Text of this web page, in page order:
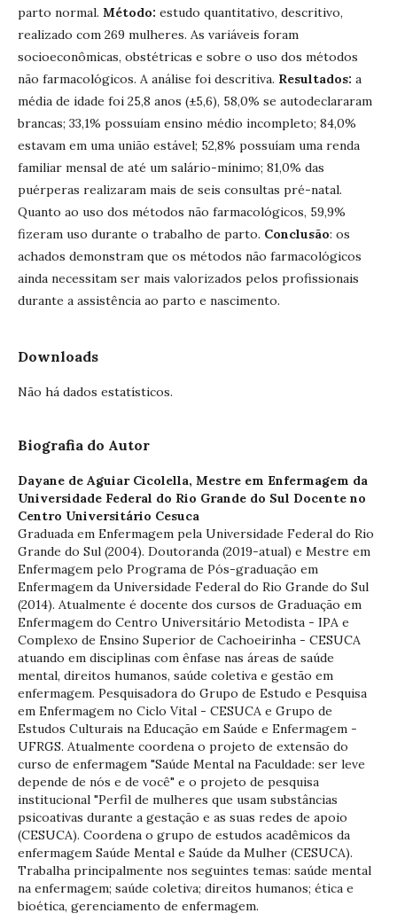
parto normal. Método: estudo quantitativo, descritivo,
realizado com 269 mulheres. As variáveis foram
socioeconômicas, obstétricas e sobre o uso dos métodos
não farmacológicos. A análise foi descritiva. Resultados: a
média de idade foi 25,8 anos (±5,6), 58,0% se autodeclararam
brancas; 33,1% possuíam ensino médio incompleto; 84,0%
estavam em uma união estável; 52,8% possuíam uma renda
familiar mensal de até um salário-mínimo; 81,0% das
puérperas realizaram mais de seis consultas pré-natal.
Quanto ao uso dos métodos não farmacológicos, 59,9%
fizeram uso durante o trabalho de parto. Conclusão: os
achados demonstram que os métodos não farmacológicos
ainda necessitam ser mais valorizados pelos profissionais
durante a assistência ao parto e nascimento.
Downloads
Não há dados estatísticos.
Biografia do Autor
Dayane de Aguiar Cicolella, Mestre em Enfermagem da
Universidade Federal do Rio Grande do Sul Docente no
Centro Universitário Cesuca
Graduada em Enfermagem pela Universidade Federal do Rio
Grande do Sul (2004). Doutoranda (2019-atual) e Mestre em
Enfermagem pelo Programa de Pós-graduação em
Enfermagem da Universidade Federal do Rio Grande do Sul
(2014). Atualmente é docente dos cursos de Graduação em
Enfermagem do Centro Universitário Metodista - IPA e
Complexo de Ensino Superior de Cachoeirinha - CESUCA
atuando em disciplinas com ênfase nas áreas de saúde
mental, direitos humanos, saúde coletiva e gestão em
enfermagem. Pesquisadora do Grupo de Estudo e Pesquisa
em Enfermagem no Ciclo Vital - CESUCA e Grupo de
Estudos Culturais na Educação em Saúde e Enfermagem -
UFRGS. Atualmente coordena o projeto de extensão do
curso de enfermagem "Saúde Mental na Faculdade: ser leve
depende de nós e de você" e o projeto de pesquisa
institucional "Perfil de mulheres que usam substâncias
psicoativas durante a gestação e as suas redes de apoio
(CESUCA). Coordena o grupo de estudos acadêmicos da
enfermagem Saúde Mental e Saúde da Mulher (CESUCA).
Trabalha principalmente nos seguintes temas: saúde mental
na enfermagem; saúde coletiva; direitos humanos; ética e
bioética, gerenciamento de enfermagem.